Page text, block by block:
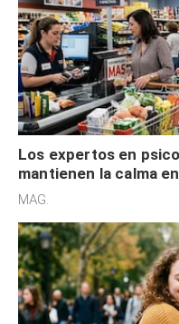
Los expertos en
mantienen la calma
cognitiva, gratitud y
MAG.